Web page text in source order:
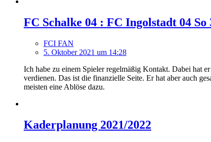
FC Schalke 04 : FC Ingolstadt 04 So
FCI FAN
5. Oktober 2021 um 14:28
Ich habe zu einem Spieler regelmäßig Kontakt. Dabei hat
verdienen. Das ist die finanzielle Seite. Er hat aber auch
meisten eine Ablöse dazu.
Kaderplanung 2021/2022